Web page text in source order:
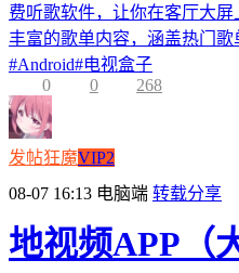
费听歌软件，让你在客厅大
丰富的歌单内容，涵盖热门
#Android#电视盒子
0
0 268
发帖狂魔VIP2
08-07 16:13 电脑端 转载分享
地视频APP（